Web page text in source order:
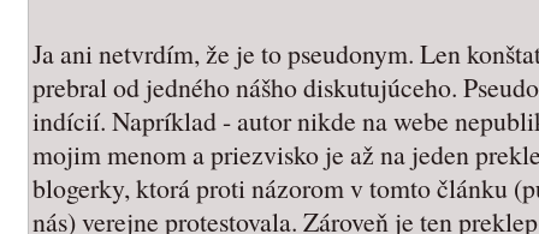
Ja ani netvrdím, že je to pseudonym. Len
prebral od jedného nášho diskutujúceho.
indícií. Napríklad - autor nikde na webe
mojim menom a priezvisko je až na jeden
blogerky, ktorá proti názorom v tomto článku
nás) verejne protestovala. Zároveň je ten